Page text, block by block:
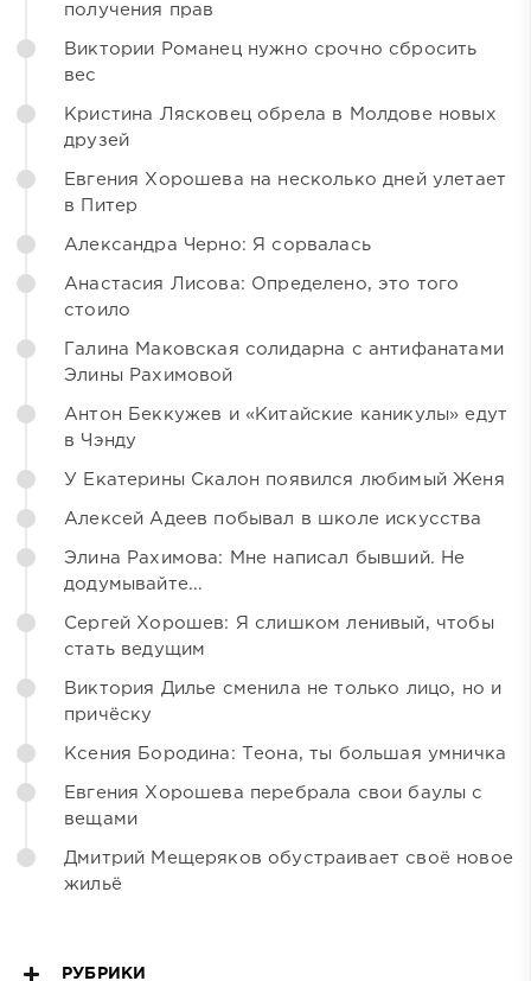
получения прав
Виктории Романец нужно срочно сбросить
вес
Кристина Лясковец обрела в Молдове новых
друзей
Евгения Хорошева на несколько дней улетает
в Питер
Александра Черно: Я сорвалась
Анастасия Лисова: Определено, это того
стоило
Галина Маковская солидарна с антифанатами
Элины Рахимовой
Антон Беккужев и «Китайские каникулы» едут
в Чэнду
У Екатерины Скалон появился любимый Женя
Алексей Адеев побывал в школе искусства
Элина Рахимова: Мне написал бывший. Не
додумывайте...
Сергей Хорошев: Я слишком ленивый, чтобы
стать ведущим
Виктория Дилье сменила не только лицо, но и
причёску
Ксения Бородина: Теона, ты большая умничка
Евгения Хорошева перебрала свои баулы с
вещами
Дмитрий Мещеряков обустраивает своё новое
жильё
РУБРИКИ